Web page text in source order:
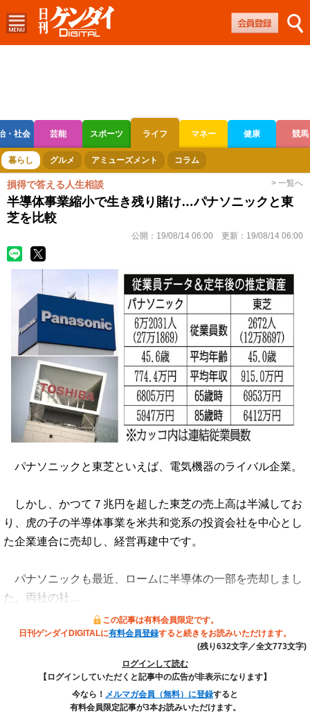
・社会 芸能 スポーツ ライフ マネー 健康 競馬
ボートレース 競輪 オートレース
暮らし グルメ アミューズメント コラム
損得で答える人生相談 > 一覧へ
半導体事業縮小で生き残り賭け…パナソニックと東
芝を比較
公開： 19/08/14 06:00 更新： 19/08/14 06:00
パナソニックと東芝といえば、電気機器のライバル企業。
しかし、かつて７兆円を超した東芝の売上高は半減してお
り、虎の子の半導体事業を米共和党系の投資会社を中心とし
た企業連合に売却し、経営再建中です。
パナソニックも最近、ロームに半導体の一部を売却しまし
た。両社の社…
この記事は有料会員限定です。
日刊ゲンダイDIGITALに有料会員登録すると続きをお読みいただけます。
(残り632文字／全文773文字)
ログインして読む
【ログインしていただくと記事中の広告が非表示になります】
今なら！ メルマガ会員（無料）に登録すると
有料会員限定記事が3本お読みいただけます。